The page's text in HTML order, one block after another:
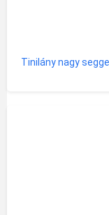
Tinilány nagy